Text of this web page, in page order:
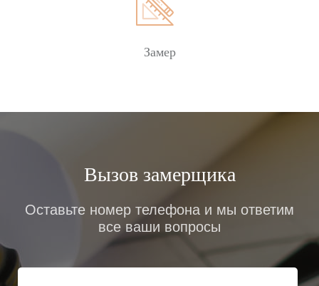
Замер
Вызов замерщика
Оставьте номер телефона и мы ответим
все ваши вопросы